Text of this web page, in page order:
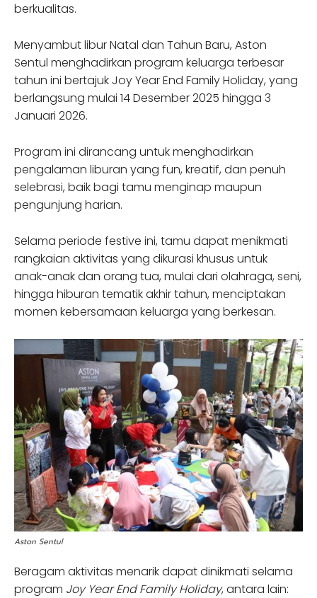
berkualitas.
Menyambut libur Natal dan Tahun Baru, Aston
Sentul menghadirkan program keluarga terbesar
tahun ini bertajuk Joy Year End Family Holiday, yang
berlangsung mulai 14 Desember 2025 hingga 3
Januari 2026.
Program ini dirancang untuk menghadirkan
pengalaman liburan yang fun, kreatif, dan penuh
selebrasi, baik bagi tamu menginap maupun
pengunjung harian.
Selama periode festive ini, tamu dapat menikmati
rangkaian aktivitas yang dikurasi khusus untuk
anak-anak dan orang tua, mulai dari olahraga, seni,
hingga hiburan tematik akhir tahun, menciptakan
momen kebersamaan keluarga yang berkesan.
Aston Sentul
Beragam aktivitas menarik dapat dinikmati selama
program Joy Year End Family Holiday, antara lain: